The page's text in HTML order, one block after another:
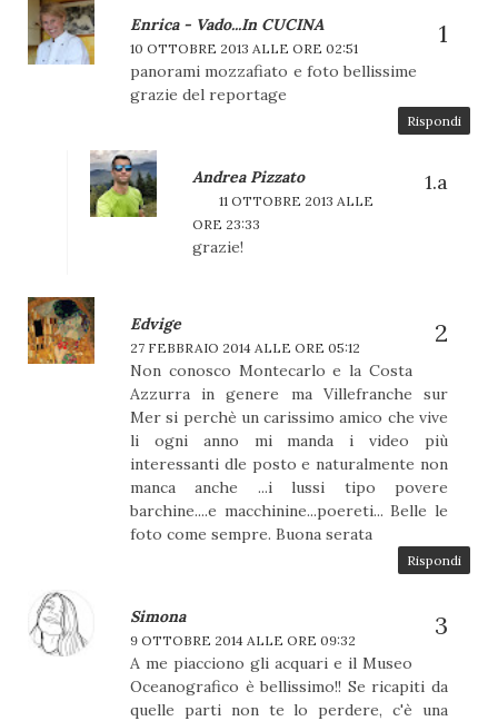
Enrica - Vado...in CUCINA
10 OTTOBRE 2013 ALLE ORE 02:51
panorami mozzafiato e foto bellissime
grazie del reportage
Rispondi
Andrea Pizzato
11 OTTOBRE 2013 ALLE
ORE 23:33
grazie!
Edvige
27 FEBBRAIO 2014 ALLE ORE 05:12
Non conosco Montecarlo e la Costa
Azzurra in genere ma Villefranche sur
Mer si perchè un carissimo amico che vive
li ogni anno mi manda i video più
interessanti dle posto e naturalmente non
manca anche ...i lussi tipo povere
barchine....e macchinine...poereti... Belle le
foto come sempre. Buona serata
Rispondi
Simona
9 OTTOBRE 2014 ALLE ORE 09:32
A me piacciono gli acquari e il Museo
Oceanografico è bellissimo!! Se ricapiti da
quelle parti non te lo perdere, c'è una